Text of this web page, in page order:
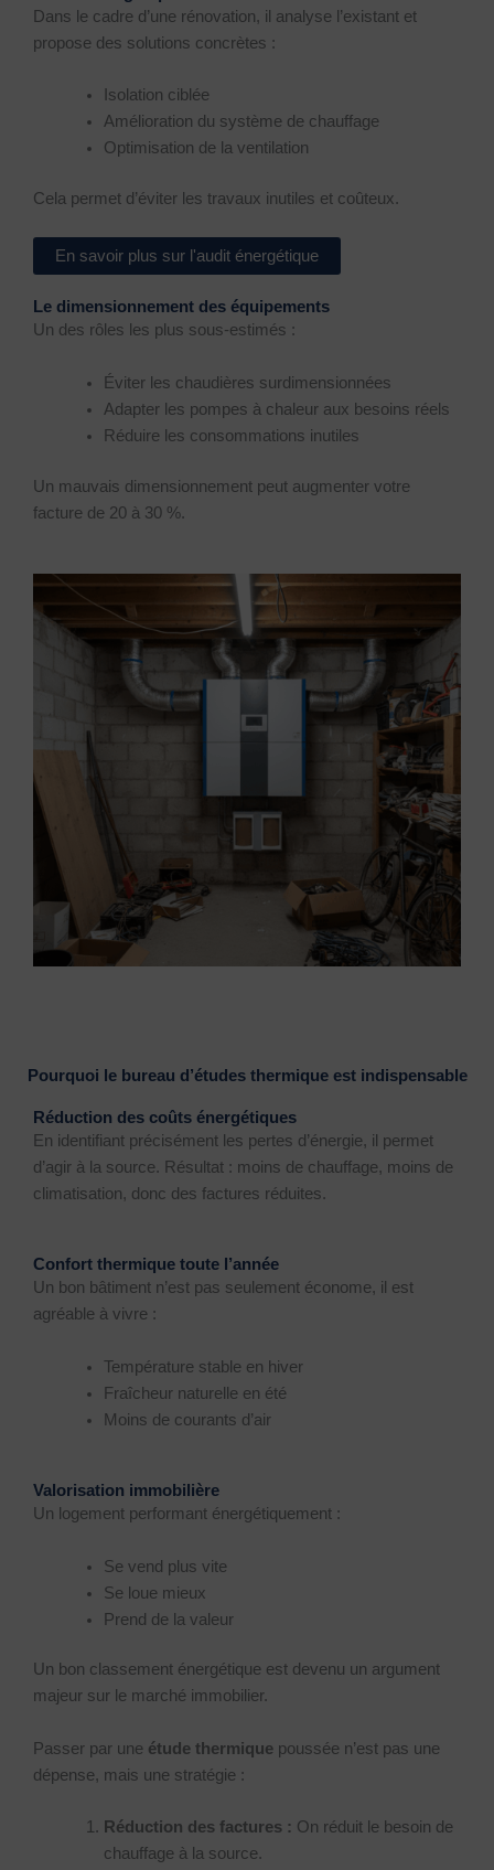
Dans le cadre d’une rénovation, il analyse l’existant et
propose des solutions concrètes :
Isolation ciblée
Amélioration du système de chauffage
Optimisation de la ventilation
Cela permet d’éviter les travaux inutiles et coûteux.
En savoir plus sur l'audit énergétique
Le dimensionnement des équipements
Un des rôles les plus sous-estimés :
Éviter les chaudières surdimensionnées
Adapter les pompes à chaleur aux besoins réels
Réduire les consommations inutiles
Un mauvais dimensionnement peut augmenter votre
facture de 20 à 30 %.
Pourquoi le bureau d’études thermique est indispensable
Réduction des coûts énergétiques
En identifiant précisément les pertes d’énergie, il permet
d’agir à la source. Résultat : moins de chauffage, moins de
climatisation, donc des factures réduites.
Confort thermique toute l’année
Un bon bâtiment n’est pas seulement économe, il est
agréable à vivre :
Température stable en hiver
Fraîcheur naturelle en été
Moins de courants d’air
Valorisation immobilière
Un logement performant énergétiquement :
Se vend plus vite
Se loue mieux
Prend de la valeur
Un bon classement énergétique est devenu un argument
majeur sur le marché immobilier.
Passer par une étude thermique poussée n’est pas une
dépense, mais une stratégie :
Réduction des factures : On réduit le besoin de
chauffage à la source.